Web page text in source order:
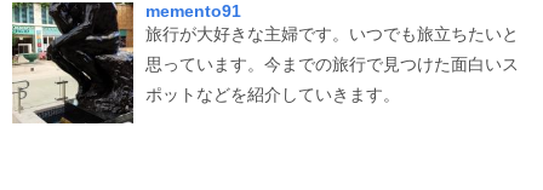
memento91
旅行が大好きな主婦です。いつでも旅立ちたいと
思っています。今までの旅行で見つけた面白いス
ポットなどを紹介していきます。